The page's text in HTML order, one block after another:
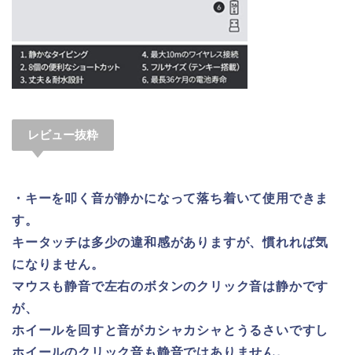
レビュー抜粋
・キーを叩く音が静かになって落ち着いて使用できま
す。
キータッチは多少の違和感がありますが、慣れれば気
になりません。
マウスも静音で左右のボタンのクリック音は静かです
が、
ホイールを回すと音がカシャカシャとうるさいですし
ホイールのクリック音も静音ではありません。